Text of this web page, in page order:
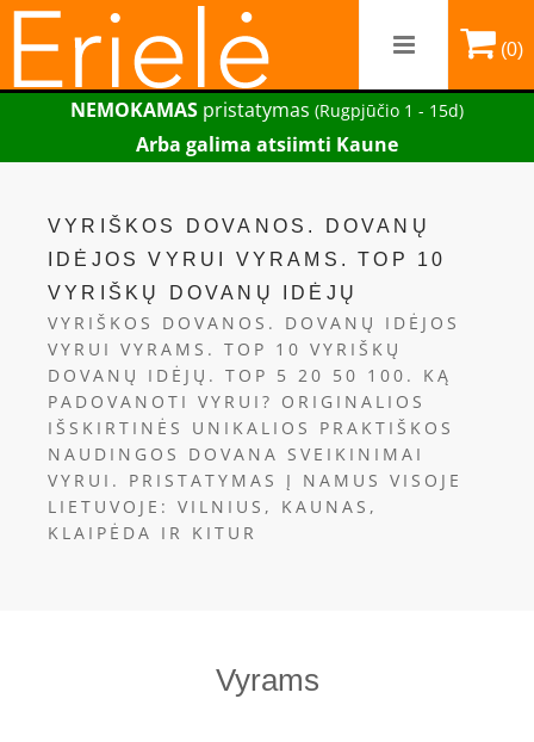
(0)
NEMOKAMAS pristatymas (Rugpjūčio 1 - 15d)
Arba galima atsiimti Kaune
VYRIŠKOS DOVANOS. DOVANŲ
IDĖJOS VYRUI VYRAMS. TOP 10
VYRIŠKŲ DOVANŲ IDĖJŲ
VYRIŠKOS DOVANOS. DOVANŲ IDĖJOS
VYRUI VYRAMS. TOP 10 VYRIŠKŲ
DOVANŲ IDĖJŲ. TOP 5 20 50 100. KĄ
PADOVANOTI VYRUI? ORIGINALIOS
IŠSKIRTINĖS UNIKALIOS PRAKTIŠKOS
NAUDINGOS DOVANA SVEIKINIMAI
VYRUI. PRISTATYMAS Į NAMUS VISOJE
LIETUVOJE: VILNIUS, KAUNAS,
KLAIPĖDA IR KITUR
Vyrams